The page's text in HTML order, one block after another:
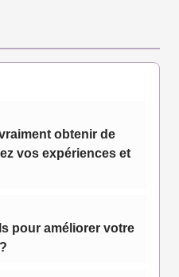
obtenir de
vos expériences et
pour améliorer votre